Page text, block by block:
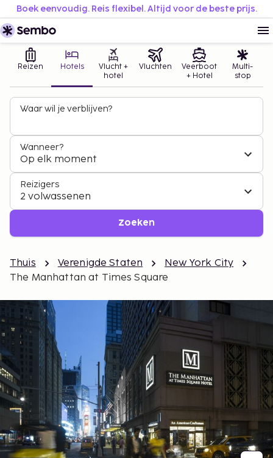
Boek eenvoudig. Reis flexibel. Altijd voor de beste prijs.
Reizen Hotels
Vlucht +
hotel
Vluchten
Veerboot
+ Hotel
Multi-
stop
Waar wil je verblijven?
Wanneer?
Op elk moment
Reizigers
2 volwassenen
Zoeken
Thuis Verenigde Staten
New York City
The Manhattan at Times Square